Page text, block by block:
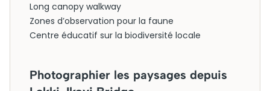
Long canopy walkway
Zones d’observation pour la faune
Centre éducatif sur la biodiversité locale
Photographier les paysages depuis